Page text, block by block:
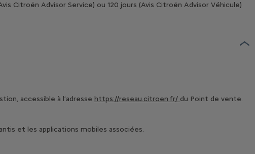
Citroën Advisor Service) ou 120 jours (Avis Citroën Advisor Véhicule)
accessible à l’adresse https://reseau.citroen.fr/ du Point de vente.
et les applications mobiles associées.